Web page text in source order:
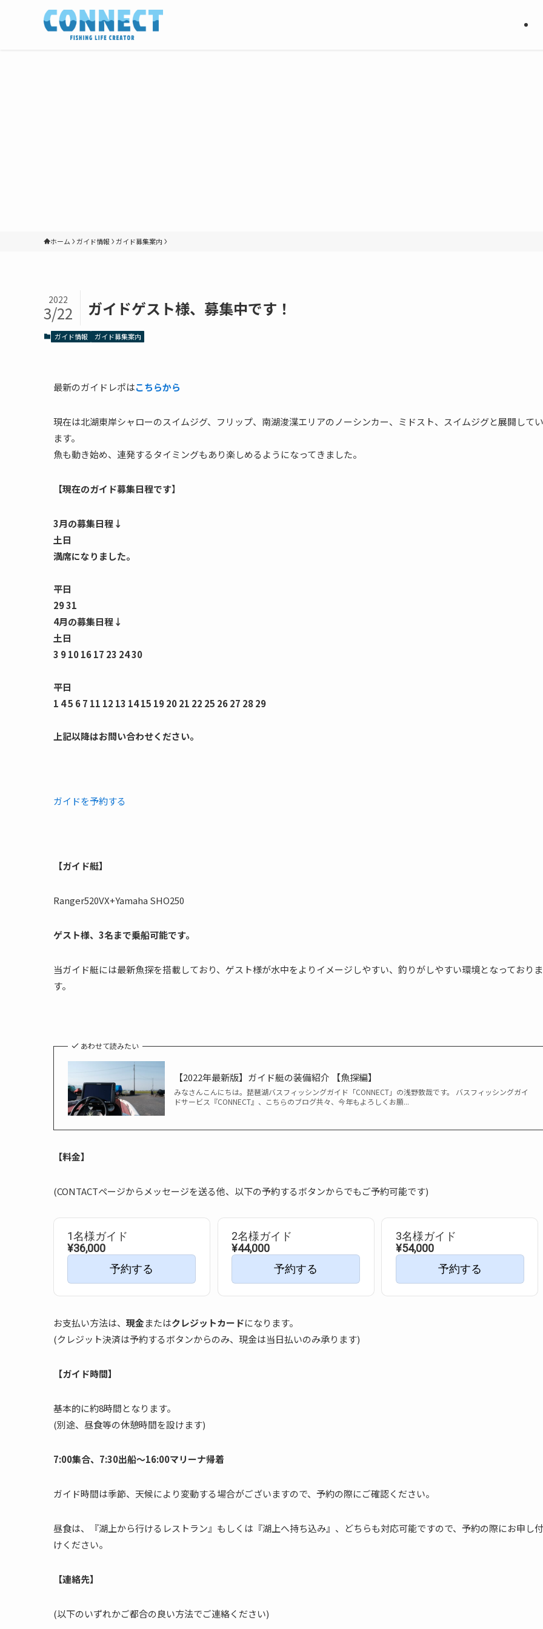
ホーム ガイド情報 ガイド募集案内
ガイドゲスト様、募集中です！
2022
3/22
ガイド情報 ガイド募集案内
最新のガイドレポはこちらから
現在は北湖東岸シャローのスイムジグ、フリップ、南湖浚渫エリアのノーシンカー、ミドスト、スイムジグと展開してい
ます。
魚も動き始め、連発するタイミングもあり楽しめるようになってきました。
【現在のガイド募集日程です】
3月の募集日程↓
土日
満席になりました。
平日
29 31
4月の募集日程↓
土日
3 9 10 16 17 23 24 30
平日
1 4 5 6 7 11 12 13 14 15 19 20 21 22 25 26 27 28 29
上記以降はお問い合わせください。
ガイドを予約する
【ガイド艇】
Ranger520VX+Yamaha SHO250
ゲスト様、3名まで乗船可能です。
当ガイド艇には最新魚探を搭載しており、ゲスト様が水中をよりイメージしやすい、釣りがしやすい環境となっておりま
す。
あわせて読みたい
【2022年最新版】ガイド艇の装備紹介 【魚探編】
みなさんこんにちは。琵琶湖バスフィッシングガイド「CONNECT」の浅野敦哉です。 バスフィッシングガイ
ドサービス『CONNECT』、こちらのブログ共々、今年もよろしくお願...
【料金】
(CONTACTページからメッセージを送る他、以下の予約するボタンからでもご予約可能です)
1名様ガイド
¥36,000
予約する
2名様ガイド
¥44,000
予約する
3名様ガイド
¥54,000
予約する
お支払い方法は、 現金またはクレジットカードになります。
(クレジット決済は予約するボタンからのみ、現金は当日払いのみ承ります)
【ガイド時間】
基本的に約8時間となります。
(別途、昼食等の休憩時間を設けます)
7:00集合、7:30出船〜16:00マリーナ帰着
ガイド時間は季節、天候により変動する場合がございますので、予約の際にご確認ください。
昼食は、『湖上から行けるレストラン』もしくは『湖上へ持ち込み』、どちらも対応可能ですので、予約の際にお申し付
けください。
【連絡先】
(以下のいずれかご都合の良い方法でご連絡ください)